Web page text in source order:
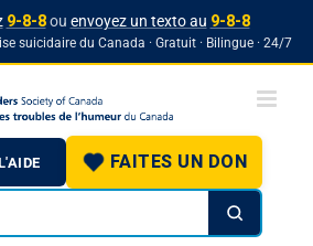
9-8-8 ou envoyez un texto au 9-8-8
suicidaire du Canada · Gratuit · Bilingue · 24/7
FAITES UN DON